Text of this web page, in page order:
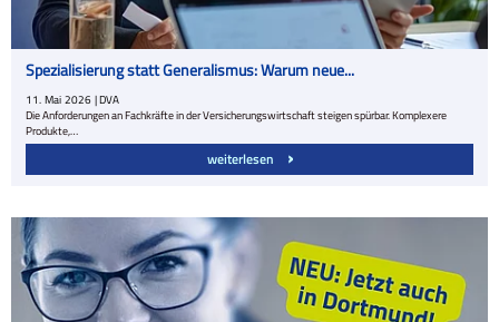
Spezialisierung statt Generalismus: Warum neue...
11. Mai 2026 | DVA
Die Anforderungen an Fachkräfte in der Versicherungswirtschaft steigen spürbar. Komplexere
Produkte,…
weiterlesen